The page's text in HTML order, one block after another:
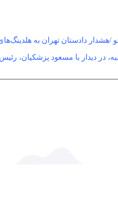
در دیدار با مسعود پزشکیان،